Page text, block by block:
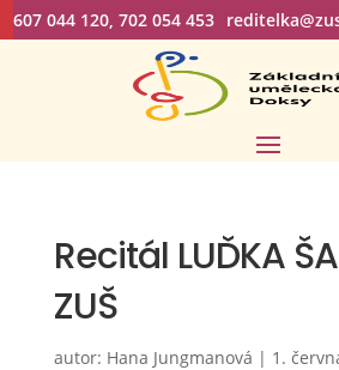
607 044 120, 702 054 453
Recitál LUĎKA
ZUŠ
autor: Hana Jungmanová | 1.